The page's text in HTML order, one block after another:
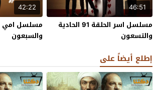
46:51
مسلسل اسر الحلقة 91 الحادية
والتسعون
42:22
والسبعون
إطلع أيضاً على